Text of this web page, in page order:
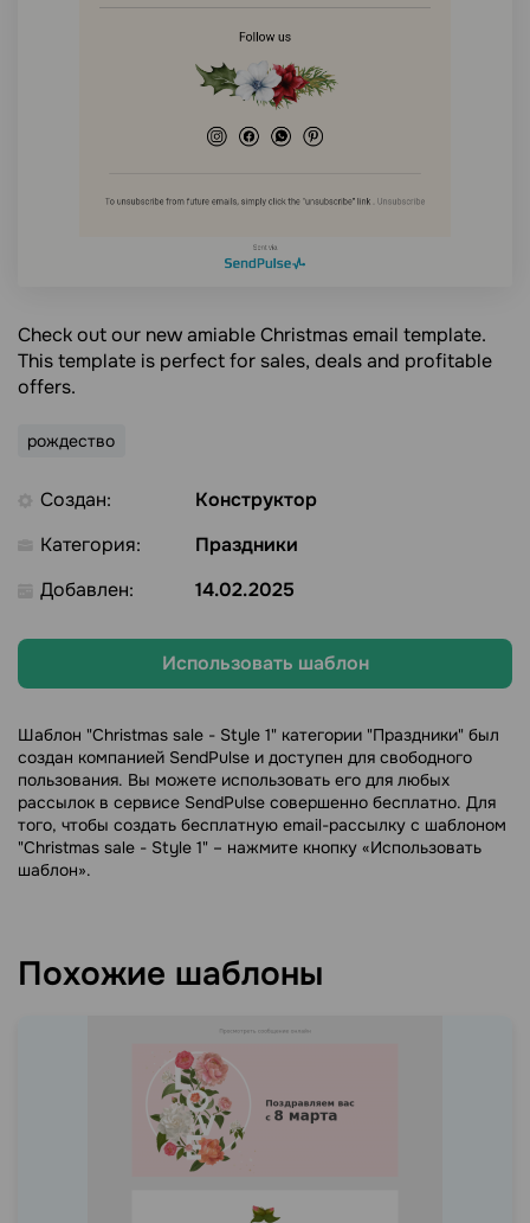
Check out our new amiable Christmas email template.
This template is perfect for sales, deals and profitable
offers.
рождество
Создан:
Конструктор
Категория:
Праздники
Добавлен:
14.02.2025
Использовать шаблон
Шаблон "Christmas sale - Style 1" категории "Праздники" был
создан компанией SendPulse и доступен для свободного
пользования. Вы можете использовать его для любых
рассылок в сервисе SendPulse совершенно бесплатно. Для
того, чтобы создать бесплатную email-рассылку с шаблоном
"Christmas sale - Style 1" – нажмите кнопку «Использовать
шаблон».
Похожие шаблоны